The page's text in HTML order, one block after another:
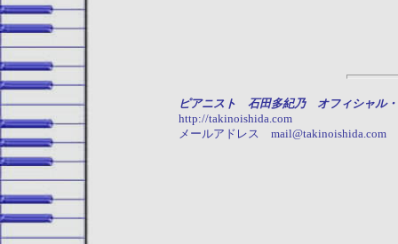
ピアニスト 石田多紀乃 オフィシャル
http://takinoishida.com
メールアドレス mail@takinoishida.com